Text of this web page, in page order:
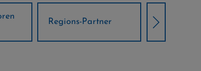
Örtliche Weltcup-
Partner
Klima